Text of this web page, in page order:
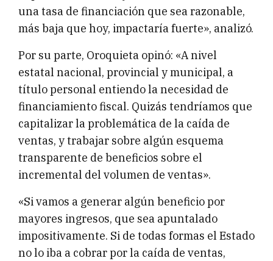
una tasa de financiación que sea razonable,
más baja que hoy, impactaría fuerte», analizó.
Por su parte, Oroquieta opinó: «A nivel
estatal nacional, provincial y municipal, a
título personal entiendo la necesidad de
financiamiento fiscal. Quizás tendríamos que
capitalizar la problemática de la caída de
ventas, y trabajar sobre algún esquema
transparente de beneficios sobre el
incremental del volumen de ventas».
«Si vamos a generar algún beneficio por
mayores ingresos, que sea apuntalado
impositivamente. Si de todas formas el Estado
no lo iba a cobrar por la caída de ventas,